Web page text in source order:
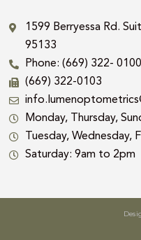
1599 Berryessa Rd.
95133
Phone: (669) 322- 0100
(669) 322-0103
Monday, Thursday,
Tuesday, Wednesday,
Saturday: 9am to 2pm